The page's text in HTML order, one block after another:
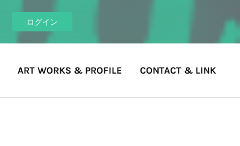
ログイン
ART WORKS & PROFILE CONTACT & LINK